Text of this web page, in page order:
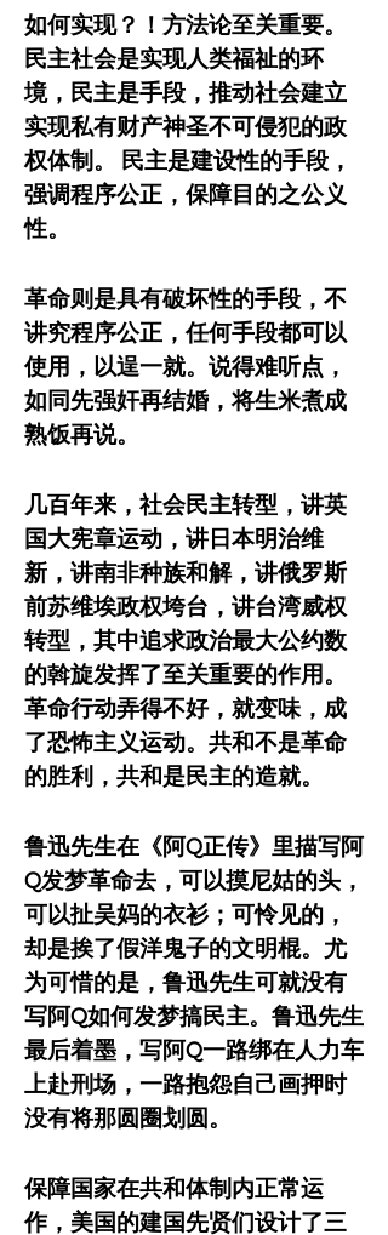
如何实现？！方法论至关重要。
民主社会是实现人类福祉的环
境，民主是手段，推动社会建立
实现私有财产神圣不可侵犯的政
权体制。 民主是建设性的手段，
强调程序公正，保障目的之公义
性。
革命则是具有破坏性的手段，不
讲究程序公正，任何手段都可以
使用，以逞一就。说得难听点，
如同先强奸再结婚，将生米煮成
熟饭再说。
几百年来，社会民主转型，讲英
国大宪章运动，讲日本明治维
新，讲南非种族和解，讲俄罗斯
前苏维埃政权垮台，讲台湾威权
转型，其中追求政治最大公约数
的斡旋发挥了至关重要的作用。
革命行动弄得不好，就变味，成
了恐怖主义运动。共和不是革命
的胜利，共和是民主的造就。
鲁迅先生在《阿Q正传》里描写阿
Q发梦革命去，可以摸尼姑的头，
可以扯吴妈的衣衫；可怜见的，
却是挨了假洋鬼子的文明棍。尤
为可惜的是，鲁迅先生可就没有
写阿Q如何发梦搞民主。鲁迅先生
最后着墨，写阿Q一路绑在人力车
上赴刑场，一路抱怨自己画押时
没有将那圆圈划圆。
保障国家在共和体制内正常运
作，美国的建国先贤们设计了三